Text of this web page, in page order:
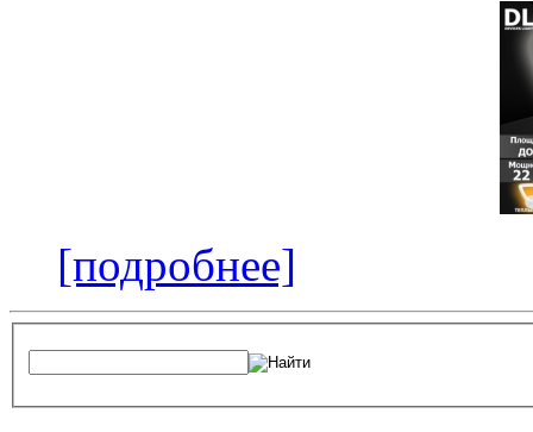
[подробнее]